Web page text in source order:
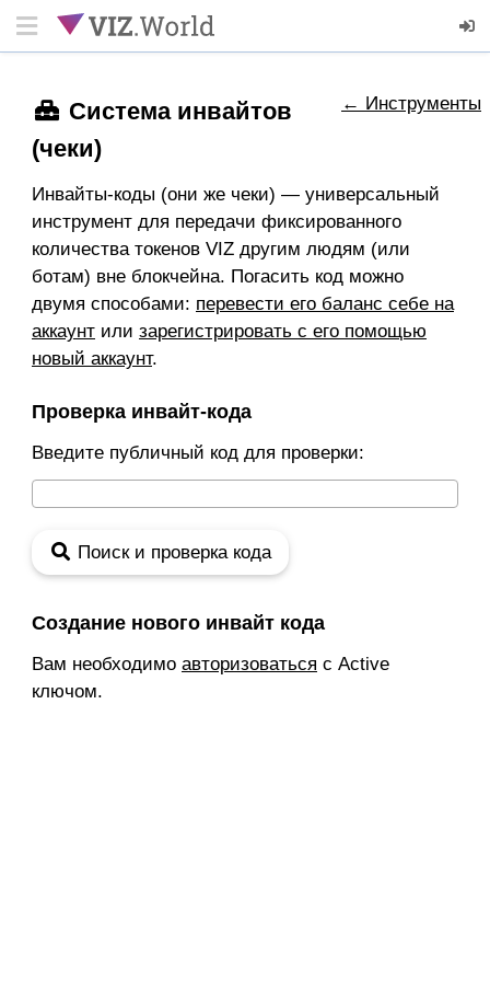
← Инструменты
Система инвайтов
(чеки)
Инвайты-коды (они же чеки) — универсальный
инструмент для передачи фиксированного
количества токенов VIZ другим людям (или
ботам) вне блокчейна. Погасить код можно
двумя способами: перевести его баланс себе на
аккаунт или зарегистрировать с его помощью
новый аккаунт.
Проверка инвайт-кода
Введите публичный код для проверки:
Поиск и проверка кода
Создание нового инвайт кода
Вам необходимо авторизоваться с Active
ключом.